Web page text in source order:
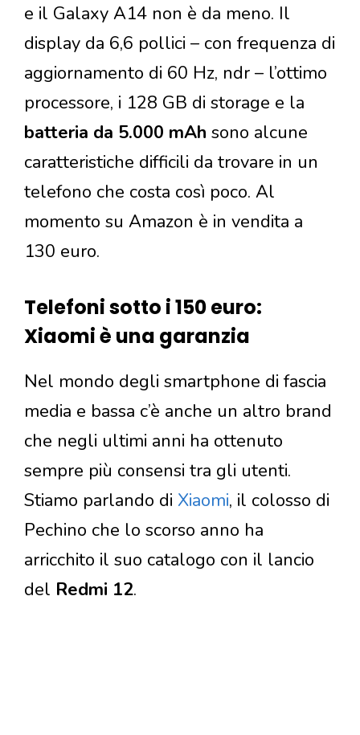
e il Galaxy A14 non è da meno. Il
display da 6,6 pollici – con frequenza di
aggiornamento di 60 Hz, ndr – l’ottimo
processore, i 128 GB di storage e la
batteria da 5.000 mAh sono alcune
caratteristiche difficili da trovare in un
telefono che costa così poco. Al
momento su Amazon è in vendita a
130 euro.
Telefoni sotto i 150 euro:
Xiaomi è una garanzia
Nel mondo degli smartphone di fascia
media e bassa c’è anche un altro brand
che negli ultimi anni ha ottenuto
sempre più consensi tra gli utenti.
Stiamo parlando di Xiaomi, il colosso di
Pechino che lo scorso anno ha
arricchito il suo catalogo con il lancio
del Redmi 12.